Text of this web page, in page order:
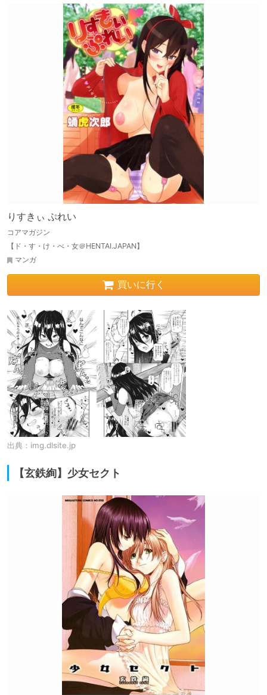
りすきぃ ぷれい
コアマガジン
【ド・す・け・べ・女＠HENTAI.JAPAN】
マンガ
買いに行く
出典： img.dlsite.jp
【玄鉄絢】少女セクト